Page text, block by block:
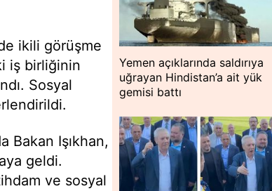
ikili görüşme
iş birliğinin
Sosyal
Bakan Işıkhan,
geldi.
ve sosyal
Yemen açıklarında saldırıya
uğrayan Hindistan’a ait yük
gemisi battı